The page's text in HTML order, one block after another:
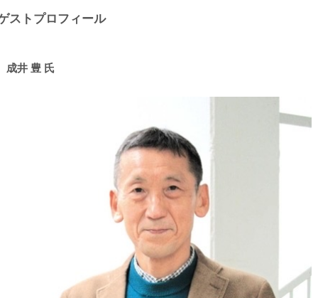
ストプロフィール
成井 豊 氏